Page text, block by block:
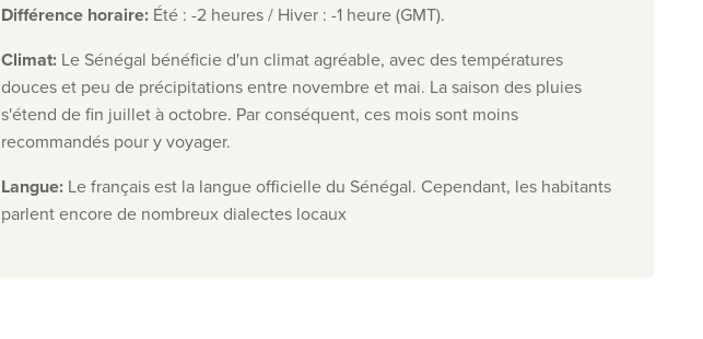
Différence horaire: Été : -2 heures / Hiver : -1 heure(GMT).
Climat: Le Sénégal bénéficie d'un climat agréable, avec des températures
douces et peu de précipitations entre novembre et mai. La saison des pluies
s'étend de fin juillet à octobre. Par conséquent, ces mois sont moins
recommandés pour y voyager.
Langue: Le français est la langue officielle du Sénégal. Cependant, les habitants
parlent encore de nombreux dialectes locaux